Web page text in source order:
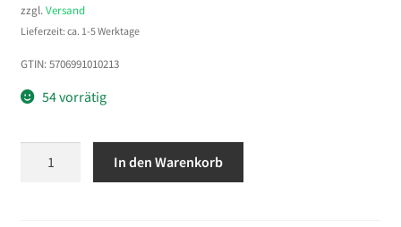
zzgl. Versand
Lieferzeit: ca. 1-5 Werktage
GTIN: 5706991010213
54 vorrätig
In den Warenkorb